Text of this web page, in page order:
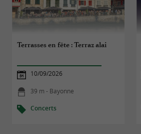
Terrasses en fête : Terraz alai
10/09/2026
39 m - Bayonne
Concerts